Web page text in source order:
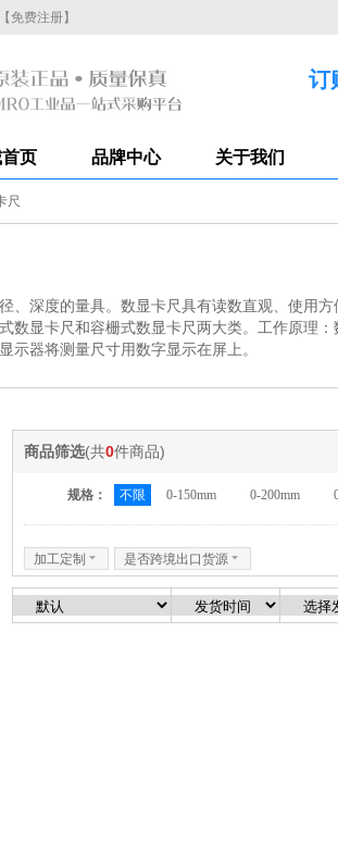
【免费注册】
订购热
页 品牌中心 关于我们
尺
、深度的量具。数显卡尺具有读数直观、使用
数显卡尺和容栅式数显卡尺两大类。工作原理
示器将测量尺寸用数字显示在屏上。
商品筛选(共0件商品)
规格： 不限 0-150mm 0-200mm
加工定制 6 是否跨境出口货源 6